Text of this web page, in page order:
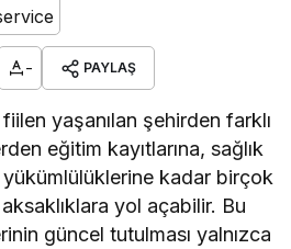
- PAYLAŞ
yaşanılan şehirden farklı
eğitim kayıtlarına, sağlık
kadar birçok
yol açabilir. Bu
güncel tutulması yalnızca